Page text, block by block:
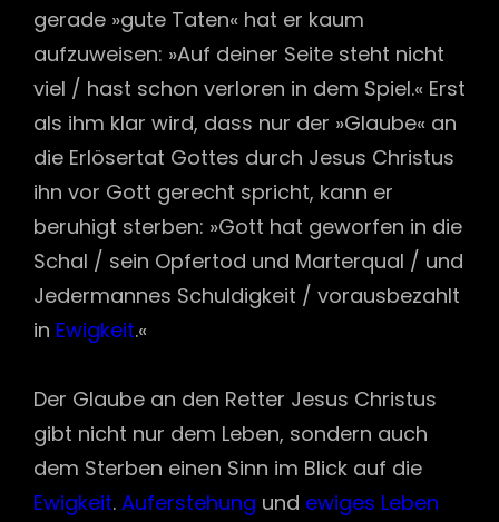
gerade »gute Taten« hat er kaum
aufzuweisen: »Auf deiner Seite steht nicht
viel / hast schon verloren in dem Spiel.« Erst
als ihm klar wird, dass nur der »Glaube« an
die Erlösertat Gottes durch Jesus Christus
ihn vor Gott gerecht spricht, kann er
beruhigt sterben: »Gott hat geworfen in die
Schal / sein Opfertod und Marterqual / und
Jedermannes Schuldigkeit / vorausbezahlt
in Ewigkeit.«
Der Glaube an den Retter Jesus Christus
gibt nicht nur dem Leben, sondern auch
dem Sterben einen Sinn im Blick auf die
Ewigkeit. Auferstehung und ewiges Leben